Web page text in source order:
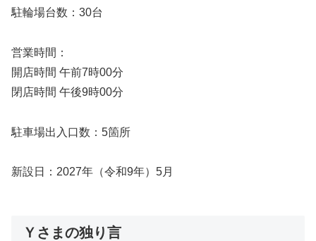
駐輪場台数：30台
営業時間：
開店時間 午前7時00分
閉店時間 午後9時00分
駐車場出入口数：5箇所
新設日：2027年（令和9年）5月
Ｙさまの独り言